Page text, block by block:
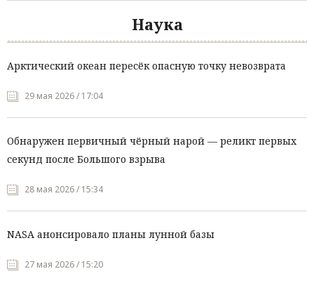
Наука
Арктический океан пересёк опасную точку невозврата
29 мая 2026 / 17:04
Обнаружен первичный чёрный нарой — реликт первых
секунд после Большого взрыва
28 мая 2026 / 15:34
NASA анонсировало планы лунной базы
27 мая 2026 / 15:20